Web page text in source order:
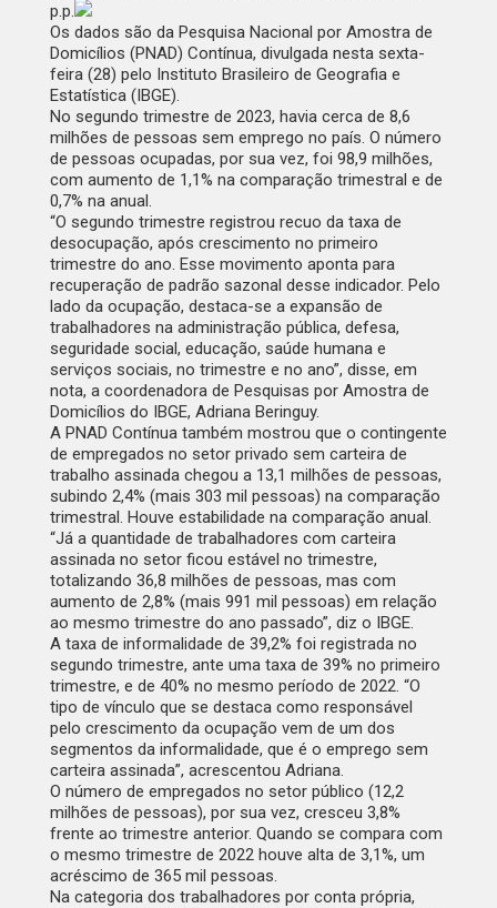
p.p.
Os dados são da Pesquisa Nacional por Amostra de
Domicílios (PNAD) Contínua, divulgada nesta sexta-
feira (28) pelo Instituto Brasileiro de Geografia e
Estatística (IBGE).
No segundo trimestre de 2023, havia cerca de 8,6
milhões de pessoas sem emprego no país. O número
de pessoas ocupadas, por sua vez, foi 98,9 milhões,
com aumento de 1,1% na comparação trimestral e de
0,7% na anual.
“O segundo trimestre registrou recuo da taxa de
desocupação, após crescimento no primeiro
trimestre do ano. Esse movimento aponta para
recuperação de padrão sazonal desse indicador. Pelo
lado da ocupação, destaca-se a expansão de
trabalhadores na administração pública, defesa,
seguridade social, educação, saúde humana e
serviços sociais, no trimestre e no ano”, disse, em
nota, a coordenadora de Pesquisas por Amostra de
Domicílios do IBGE, Adriana Beringuy.
A PNAD Contínua também mostrou que o contingente
de empregados no setor privado sem carteira de
trabalho assinada chegou a 13,1 milhões de pessoas,
subindo 2,4% (mais 303 mil pessoas) na comparação
trimestral. Houve estabilidade na comparação anual.
“Já a quantidade de trabalhadores com carteira
assinada no setor ficou estável no trimestre,
totalizando 36,8 milhões de pessoas, mas com
aumento de 2,8% (mais 991 mil pessoas) em relação
ao mesmo trimestre do ano passado”, diz o IBGE.
A taxa de informalidade de 39,2% foi registrada no
segundo trimestre, ante uma taxa de 39% no primeiro
trimestre, e de 40% no mesmo período de 2022. “O
tipo de vínculo que se destaca como responsável
pelo crescimento da ocupação vem de um dos
segmentos da informalidade, que é o emprego sem
carteira assinada”, acrescentou Adriana.
O número de empregados no setor público (12,2
milhões de pessoas), por sua vez, cresceu 3,8%
frente ao trimestre anterior. Quando se compara com
o mesmo trimestre de 2022 houve alta de 3,1%, um
acréscimo de 365 mil pessoas.
Na categoria dos trabalhadores por conta própria,